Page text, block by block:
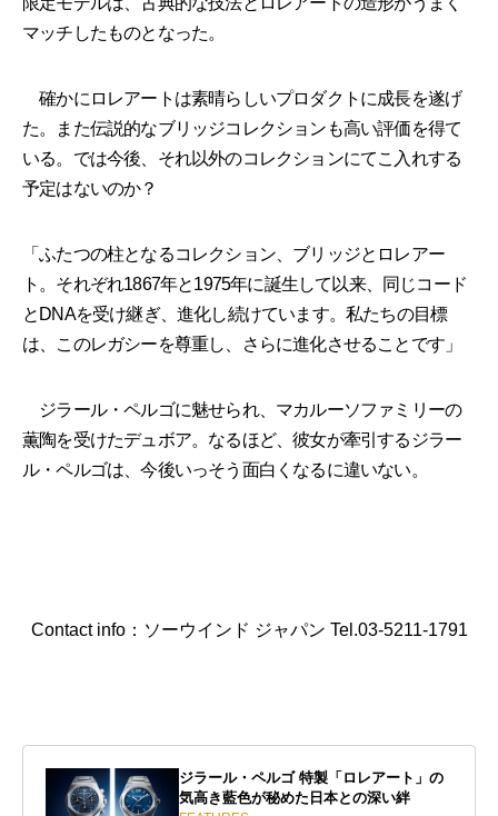
マッチしたものとなった。
確かにロレアートは素晴らしいプロダクトに成長を遂げ
た。また伝説的なブリッジコレクションも高い評価を得て
いる。では今後、それ以外のコレクションにてこ入れする
予定はないのか？
「ふたつの柱となるコレクション、ブリッジとロレアー
ト。それぞれ1867年と1975年に誕生して以来、同じコード
とDNAを受け継ぎ、進化し続けています。私たちの目標
は、このレガシーを尊重し、さらに進化させることです」
ジラール・ペルゴに魅せられ、マカルーソファミリーの
薫陶を受けたデュボア。なるほど、彼女が牽引するジラー
ル・ペルゴは、今後いっそう面白くなるに違いない。
Contact info：ソーウインド ジャパン Tel.03-5211-1791
ジラール・ペルゴ 特製「ロレアート」の
気高き藍色が秘めた日本との深い絆